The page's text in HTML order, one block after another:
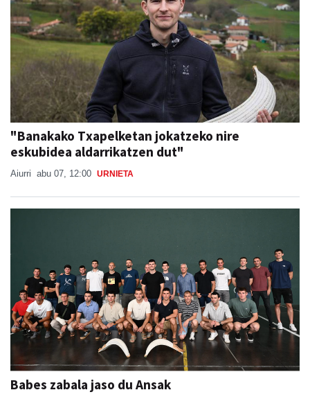
"Banakako Txapelketan jokatzeko nire
eskubidea aldarrikatzen dut"
Aiurri abu 07, 12:00 URNIETA
Babes zabala jaso du Ansak